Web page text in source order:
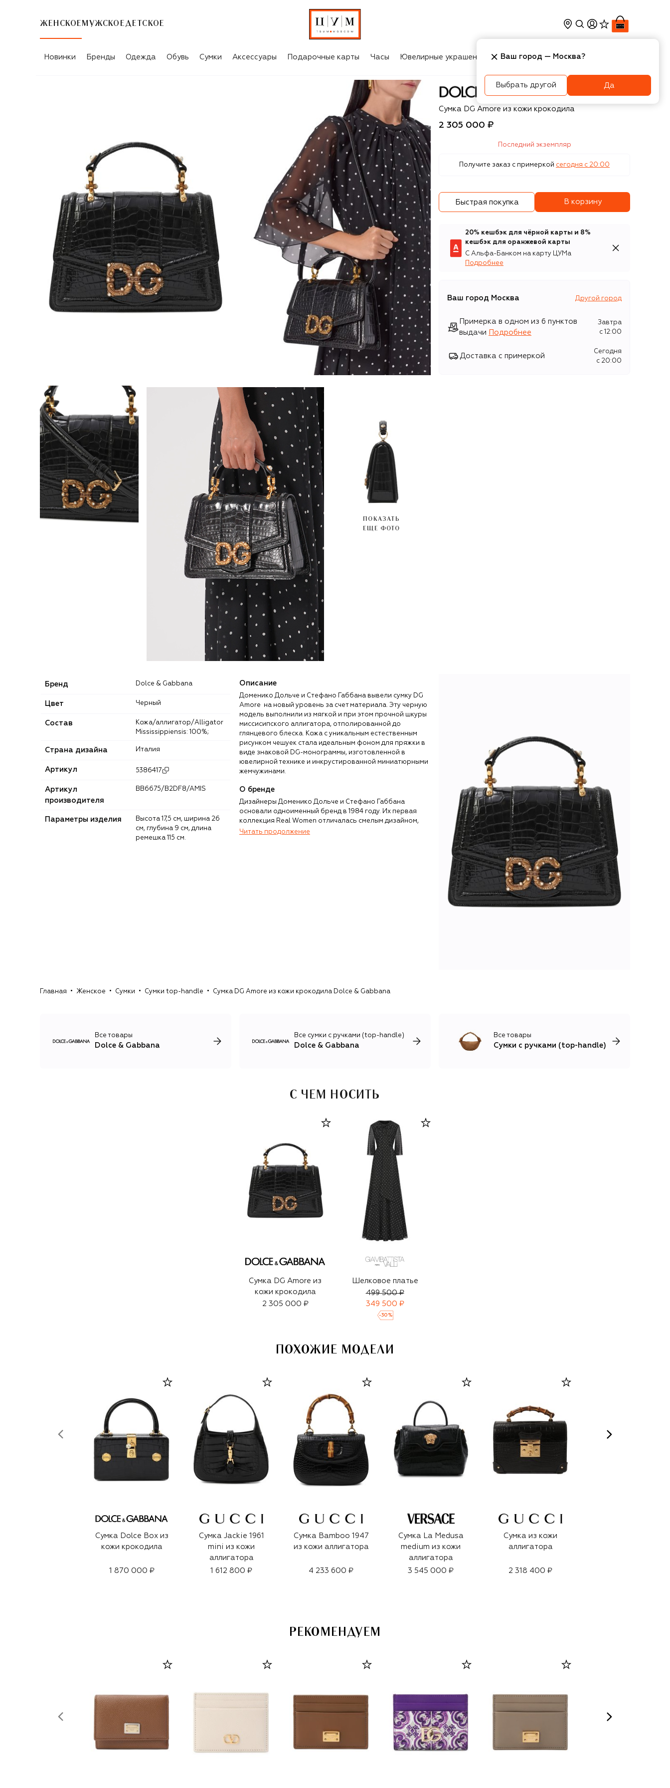
ЖЕНСКОЕ МУЖСКОЕ ДЕТСКОЕ
Новинки Бренды Одежда Обувь Сумки Аксессуары Подарочные карты Часы Ювелирные украшения Косметика Интерьер
ПОКАЗАТЬ
ЕЩЕ ФОТО
Dolce & Gabbana
Сумка DG Amore из кожи крокодила
2 305 000 ₽
Последний экземпляр
Получите заказ с примеркой сегодня c 20:00
Быстрая покупка В корзину
20% кешбэк для чёрной карты и 8%
кешбэк для оранжевой карты
С Альфа-Банком на карту ЦУМа
Подробнее
Ваш город Москва Другой город
Примерка в одном из 6 пунктов
выдачи
Подробнее
Завтра
c 12:00
Доставка с примеркой
Сегодня
c 20:00
Бренд Dolce & Gabbana
Цвет Черный
Состав
Кожа/аллигатор/Alligator
Mississippiensis: 100%;
Страна дизайна Италия
Артикул 5386417
Артикул
производителя
BB6675/B2DF8/AMIS
Параметры изделия
Высота 17,5 см, ширина 26
см, глубина 9 см, длина
ремешка 115 см.
Описание
Доменико Дольче и Стефано Габбана вывели сумку DG
Amore на новый уровень за счет материала. Эту черную
модель выполнили из мягкой и при этом прочной шкуры
миссисипского аллигатора, отполированной до
глянцевого блеска. Кожа с уникальным естественным
рисунком чешуек стала идеальным фоном для пряжки в
виде знаковой DG-монограммы, изготовленной в
ювелирной технике и инкрустированной миниатюрными
жемчужинами.
О бренде
Дизайнеры Доменико Дольче и Стефано Габбана
основали одноименный бренд в 1984 году. Их первая
коллекция Real Women отличалась смелым дизайном,
чувственностью, подчеркнутой женственностью и
мужская коллекция с брючными костюмами из
год Dolce & Gabbana представляют коллекцию от-кутюр
и линию высокого ювелирного искусства Alta Moda.
Читать продолжение
Главная Женское Сумки Сумки top-handle Сумка DG Amore из кожи крокодила Dolce & Gabbana
Все товары
Dolce & Gabbana
Все сумки с ручками (top-handle)
Dolce & Gabbana
Все товары
Сумки с ручками (top-handle)
С ЧЕМ НОСИТЬ
Сумка DG Amore из
кожи крокодила
2 305 000 ₽
Шелковое платье
499 500 ₽
349 500 ₽
-30 %
ПОХОЖИЕ МОДЕЛИ
Сумка Dolce Box из
кожи крокодила
1 870 000 ₽
Сумка Jackie 1961
mini из кожи
аллигатора
1 612 800 ₽
Сумка Bamboo 1947
из кожи аллигатора
4 233 600 ₽
Сумка La Medusa
medium из кожи
аллигатора
3 545 000 ₽
Сумка из кожи
аллигатора
2 318 400 ₽
РЕКОМЕНДУЕМ
Ваш город — Москва?
Выбрать другой Да